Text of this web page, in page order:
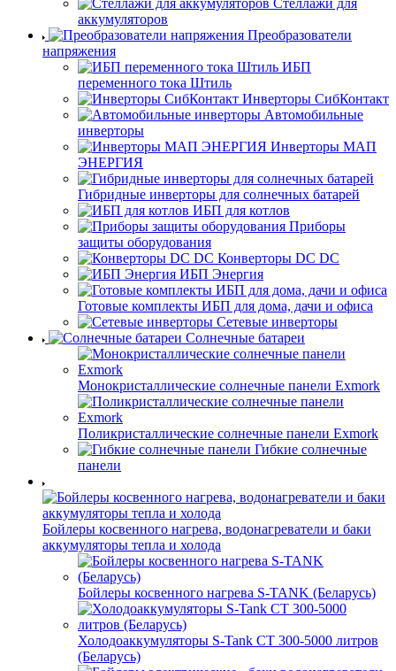
Стеллажи для
аккумуляторов
Преобразователи
напряжения
ИБП
переменного тока Штиль
Инверторы СибКонтакт
Автомобильные
инверторы
Инверторы МАП
ЭНЕРГИЯ
Гибридные инверторы для солнечных батарей
ИБП для котлов
Приборы
защиты оборудования
Конверторы DC DC
ИБП Энергия
Готовые комплекты ИБП для дома, дачи и офиса
Сетевые инверторы
Солнечные батареи
Монокристаллические солнечные панели Exmork
Поликристаллические солнечные панели Exmork
Гибкие солнечные
панели
Бойлеры косвенного нагрева, водонагреватели и баки
аккумуляторы тепла и холода
Бойлеры косвенного нагрева S-TANK (Беларусь)
Холодоаккумуляторы S-Tank СТ 300-5000 литров
(Беларусь)